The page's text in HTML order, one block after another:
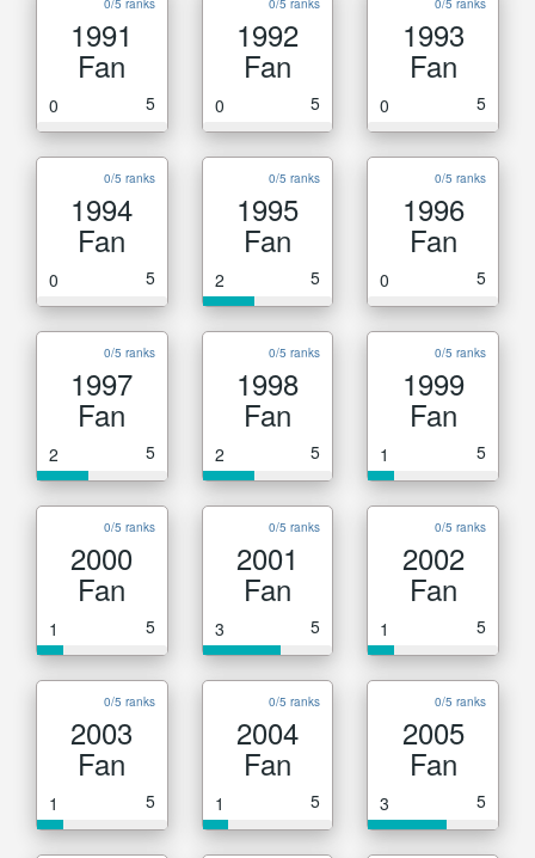
0/5 ranks
1991
Fan
0 5
0/5 ranks
1992
Fan
0 5
0/5 ranks
1993
Fan
0 5
0/5 ranks
1994
Fan
0 5
0/5 ranks
1995
Fan
2 5
0/5 ranks
1996
Fan
0 5
0/5 ranks
1997
Fan
2 5
0/5 ranks
1998
Fan
2 5
0/5 ranks
1999
Fan
1 5
0/5 ranks
2000
Fan
1 5
0/5 ranks
2001
Fan
3 5
0/5 ranks
2002
Fan
1 5
0/5 ranks
2003
Fan
1 5
0/5 ranks
2004
Fan
1 5
0/5 ranks
2005
Fan
3 5